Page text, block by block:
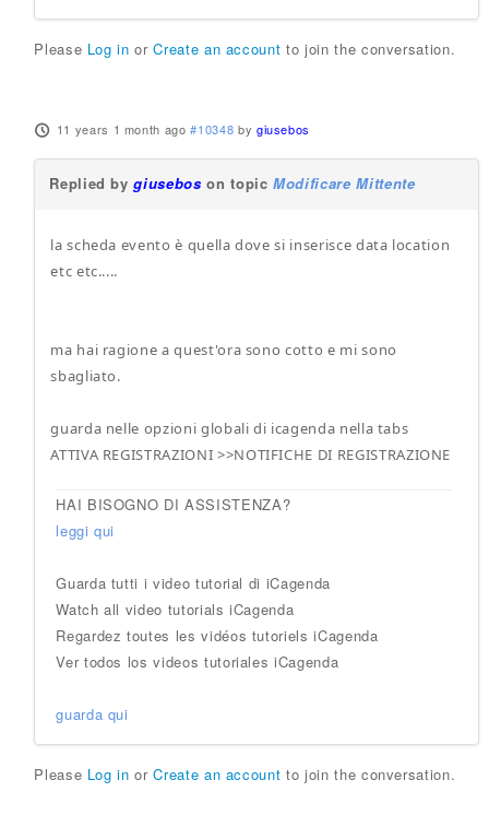
Please Log in orCreate an account to join the conversation.
11 years 1 month ago #10348 by giusebos
Replied bygiusebos on topicModificare Mittente
la scheda evento è quella dove si inserisce data location
etc etc.....
ma hai ragione a quest'ora sono cotto e mi sono
sbagliato.
guarda nelle opzioni globali di icagenda nella tabs
ATTIVA REGISTRAZIONI >>NOTIFICHE DI REGISTRAZIONE
HAI BISOGNO DI ASSISTENZA?
leggi qui
Guarda tutti i video tutorial di iCagenda
Watch all video tutorials iCagenda
Regardez toutes les vidéos tutoriels iCagenda
Ver todos los videos tutoriales iCagenda
guarda qui
Please Log in orCreate an account to join the conversation.